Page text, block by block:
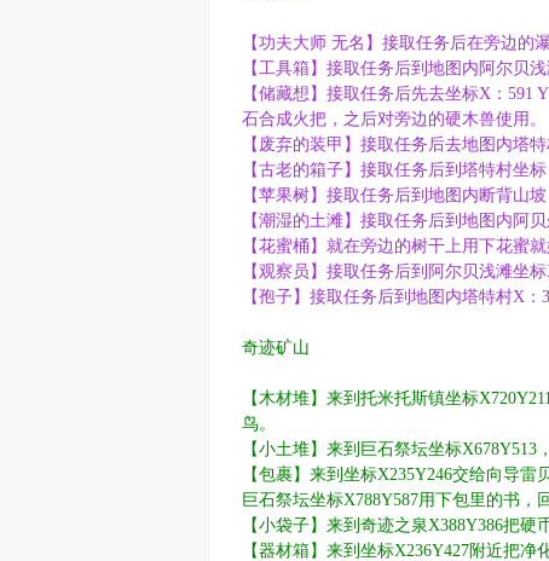
【功夫大师 无名】接取任务后在旁边的
【工具箱】接取任务后到地图内阿尔贝
【储藏想】接取任务后先去坐标X：591
石合成火把，之后对旁边的硬木兽使用。
【废弃的装甲】接取任务后去地图内塔
【古老的箱子】接取任务后到塔特村坐
【苹果树】接取任务后到地图内断背山
【潮湿的土滩】接取任务后到地图内阿
【花蜜桶】就在旁边的树干上用下花蜜
【观察员】接取任务后到阿尔贝浅滩坐
【孢子】接取任务后到地图内塔特村X：
奇迹矿山
【木材堆】来到托米托斯镇坐标
鸟。
【小土堆】来到巨石祭坛坐标X678Y513
【包裹】来到坐标X235Y246交给向导
巨石祭坛坐标X788Y587用下包里的书，
【小袋子】来到奇迹之泉X388Y386把硬
【器材箱】来到坐标X236Y427附近把净